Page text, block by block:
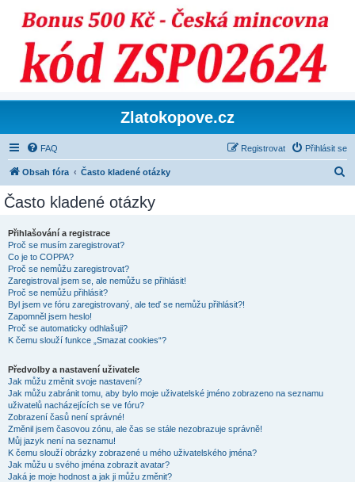
Zlatokopove.cz
FAQ Přihlásit se
Registrovat
Obsah fóra Často kladené otázky
Často kladené otázky
Přihlašování a registrace
Proč se musím zaregistrovat?
Co je to COPPA?
Proč se nemůžu zaregistrovat?
Zaregistroval jsem se, ale nemůžu se přihlásit!
Proč se nemůžu přihlásit?
Byl jsem ve fóru zaregistrovaný, ale teď se nemůžu přihlásit?!
Zapomněl jsem heslo!
Proč se automaticky odhlašuji?
K čemu slouží funkce „Smazat cookies“?
Předvolby a nastavení uživatele
Jak můžu změnit svoje nastavení?
Jak můžu zabránit tomu, aby bylo moje uživatelské jméno zobrazeno na seznamu
uživatelů nacházejících se ve fóru?
Zobrazení časů není správné!
Změnil jsem časovou zónu, ale čas se stále nezobrazuje správně!
Můj jazyk není na seznamu!
K čemu slouží obrázky zobrazené u mého uživatelského jména?
Jak můžu u svého jména zobrazit avatar?
Jaká je moje hodnost a jak ji můžu změnit?